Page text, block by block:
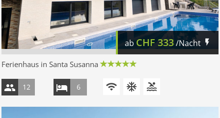
ab CHF333/Nacht
Ferienhaus in Santa Susanna
12 6